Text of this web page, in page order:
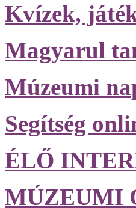
Kvízek,
Magyarul
Múzeumi
Segítség
ÉLŐ
MÚZEUMI